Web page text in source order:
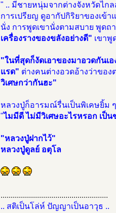
" .. มีชายหนุ่มจากต่างจังหวัดไ
การเปรียญ ดูอากัปกิริยาของเข้
นั่ง การพูดเขานั่งตามสบาย พูดถ
เครื่องรางของขลังอย่างดี" เขาพู
"ในที่สุดก็งัดเอาของมาอวดกันเอ
แรด" ต่างคนต่างอวดอ้างว่าขอ
วิเศษกว่ากันฮะ"
หลวงปู่ก็อารมณ์รื่นเป็นพิเคษยิ้ม
"ไมมีดี ไม่มีวิเศษอะไรหรอก เป็
"หลวงปู่ฝากไว้"
หลวงปู่ดูลย์ อตุโล
.....................................................
.. สติเป็นโล่ห์ ปัญญาเป็นอาวุธ ..